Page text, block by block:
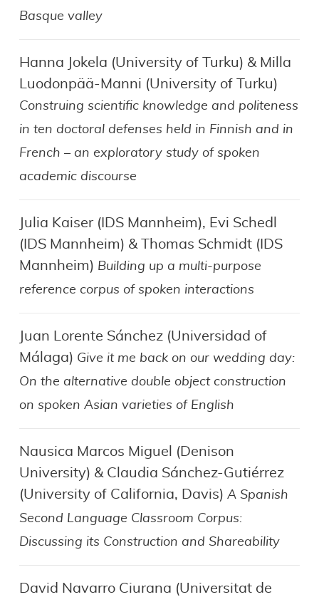
Basque valley
Hanna Jokela (University of Turku) & Milla
Luodonpää-Manni (University of Turku)
Construing scientific knowledge and politeness
in ten doctoral defenses held in Finnish and in
French – an exploratory study of spoken
academic discourse
Julia Kaiser (IDS Mannheim), Evi Schedl
(IDS Mannheim) & Thomas Schmidt (IDS
Mannheim) Building up a multi-purpose
reference corpus of spoken interactions
Juan Lorente Sánchez (Universidad of
Málaga) Give it me back on our wedding day:
On the alternative double object construction
on spoken Asian varieties of English
Nausica Marcos Miguel (Denison
University) & Claudia Sánchez-Gutiérrez
(University of California, Davis) A Spanish
Second Language Classroom Corpus:
Discussing its Construction and Shareability
David Navarro Ciurana (Universitat de